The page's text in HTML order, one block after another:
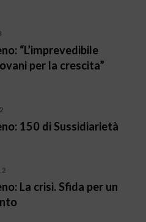
“L’imprevedibile
per la crescita”
150 di Sussidiarietà
La crisi. Sfida per un